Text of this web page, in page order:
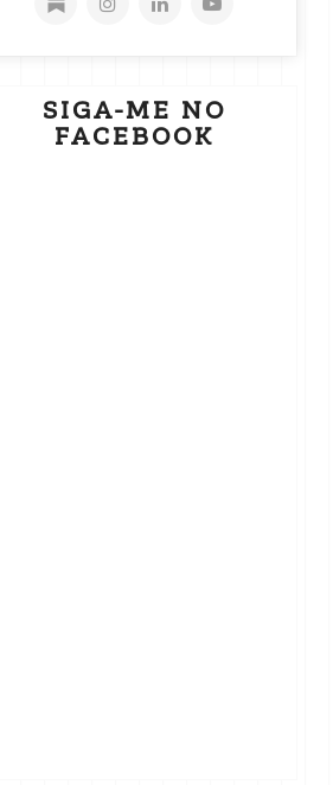
SIGA-ME NO
FACEBOOK